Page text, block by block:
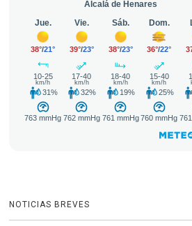
NOTICIAS BREVES